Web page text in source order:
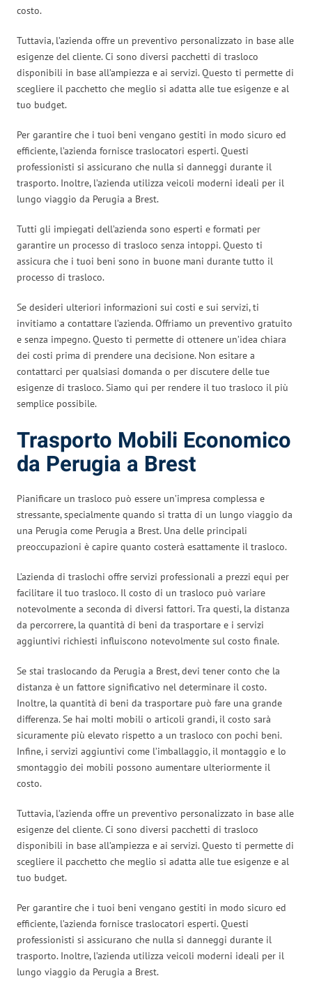
costo.
Tuttavia, l’azienda offre un preventivo personalizzato in base alle
esigenze del cliente. Ci sono diversi pacchetti di trasloco
disponibili in base all’ampiezza e ai servizi. Questo ti permette di
scegliere il pacchetto che meglio si adatta alle tue esigenze e al
tuo budget.
Per garantire che i tuoi beni vengano gestiti in modo sicuro ed
efficiente, l’azienda fornisce traslocatori esperti. Questi
professionisti si assicurano che nulla si danneggi durante il
trasporto. Inoltre, l’azienda utilizza veicoli moderni ideali per il
lungo viaggio da Perugia a Brest.
Tutti gli impiegati dell’azienda sono esperti e formati per
garantire un processo di trasloco senza intoppi. Questo ti
assicura che i tuoi beni sono in buone mani durante tutto il
processo di trasloco.
Se desideri ulteriori informazioni sui costi e sui servizi, ti
invitiamo a contattare l’azienda. Offriamo un preventivo gratuito
e senza impegno. Questo ti permette di ottenere un’idea chiara
dei costi prima di prendere una decisione. Non esitare a
contattarci per qualsiasi domanda o per discutere delle tue
esigenze di trasloco. Siamo qui per rendere il tuo trasloco il più
semplice possibile.
Trasporto Mobili Economico
da Perugia a Brest
Pianificare un trasloco può essere un’impresa complessa e
stressante, specialmente quando si tratta di un lungo viaggio da
una Perugia come Perugia a Brest. Una delle principali
preoccupazioni è capire quanto costerà esattamente il trasloco.
L’azienda di traslochi offre servizi professionali a prezzi equi per
facilitare il tuo trasloco. Il costo di un trasloco può variare
notevolmente a seconda di diversi fattori. Tra questi, la distanza
da percorrere, la quantità di beni da trasportare e i servizi
aggiuntivi richiesti influiscono notevolmente sul costo finale.
Se stai traslocando da Perugia a Brest, devi tener conto che la
distanza è un fattore significativo nel determinare il costo.
Inoltre, la quantità di beni da trasportare può fare una grande
differenza. Se hai molti mobili o articoli grandi, il costo sarà
sicuramente più elevato rispetto a un trasloco con pochi beni.
Infine, i servizi aggiuntivi come l’imballaggio, il montaggio e lo
smontaggio dei mobili possono aumentare ulteriormente il
costo.
Tuttavia, l’azienda offre un preventivo personalizzato in base alle
esigenze del cliente. Ci sono diversi pacchetti di trasloco
disponibili in base all’ampiezza e ai servizi. Questo ti permette di
scegliere il pacchetto che meglio si adatta alle tue esigenze e al
tuo budget.
Per garantire che i tuoi beni vengano gestiti in modo sicuro ed
efficiente, l’azienda fornisce traslocatori esperti. Questi
professionisti si assicurano che nulla si danneggi durante il
trasporto. Inoltre, l’azienda utilizza veicoli moderni ideali per il
lungo viaggio da Perugia a Brest.